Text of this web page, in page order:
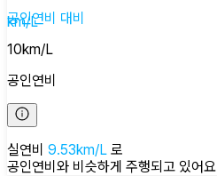
km/L
공인연비 대비
10km/L
공인연비
실연비 9.53km/L 로
공인연비와 비슷하게 주행되고 있어요